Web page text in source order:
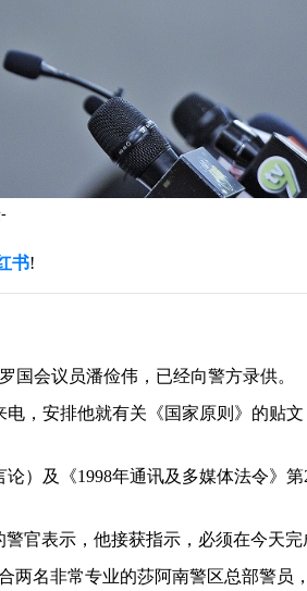
书!
国会议员潘俭伟，已经向警方录供。
，安排他就有关《国家原则》的贴文
）
及《1998年通讯及多媒体法令》
官表示，他接获指示，必须在今天完
两名非常专业的莎阿南警区总部警员